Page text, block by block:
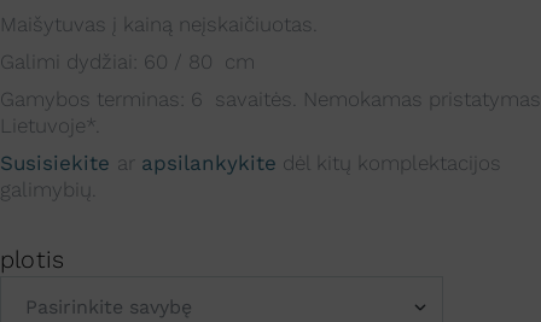
Maišytuvas į kainą neįskaičiuotas.
Galimi dydžiai: 60 / 80 cm
Gamybos terminas: 6 savaitės. Nemokamas pristatymas
Lietuvoje*.
Susisiekite ar apsilankykite dėl kitų komplektacijos
galimybių.
plotis